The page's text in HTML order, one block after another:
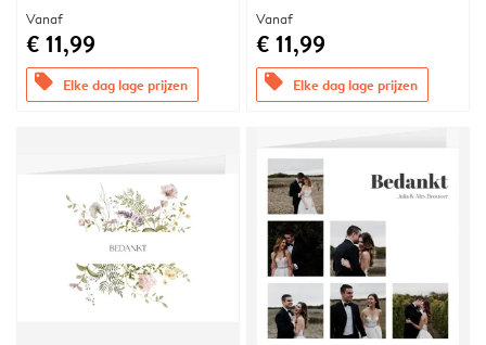
Vanaf
€ 11,99
offers Elke dag lage prijzen
Vanaf
€ 11,99
offers Elke dag lage prijzen